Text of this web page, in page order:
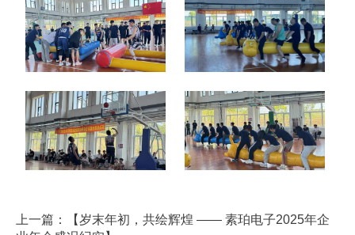
上一篇：【岁末年初，共绘辉煌 —— 素珀电子2025年企